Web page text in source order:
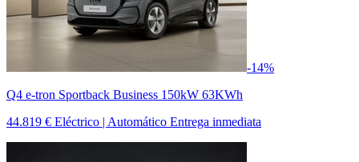
-14%
Q4 e-tron Sportback Business 150kW 63KWh
44.819 € Eléctrico | Automático Entrega inmediata